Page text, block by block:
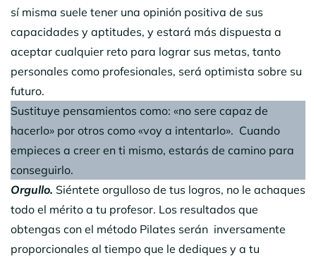
sí misma suele tener una opinión positiva de sus
capacidades y aptitudes, y estará más dispuesta a
aceptar cualquier reto para lograr sus metas, tanto
personales como profesionales, será optimista sobre su
futuro.
Sustituye pensamientos como: «no sere capaz de
hacerlo» por otros como «voy a intentarlo». Cuando
empieces a creer en ti mismo, estarás de camino para
conseguirlo.
Orgullo. Siéntete orgulloso de tus logros, no le achaques
todo el mérito a tu profesor. Los resultados que
obtengas con el método Pilates serán inversamente
proporcionales al tiempo que le dediques y a tu